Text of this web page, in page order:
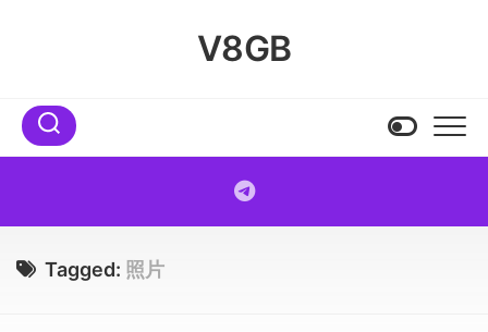
V8GB
Tagged: 照片